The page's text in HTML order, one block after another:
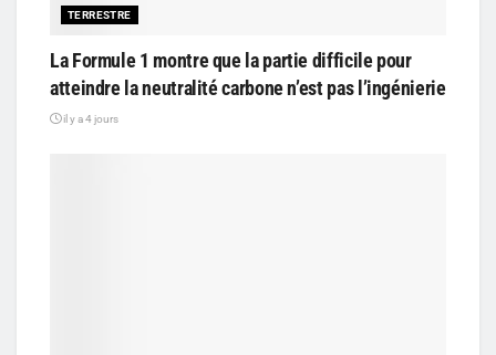
TERRESTRE
La Formule 1 montre que la partie difficile pour
atteindre la neutralité carbone n’est pas l’ingénierie
il y a 4 jours